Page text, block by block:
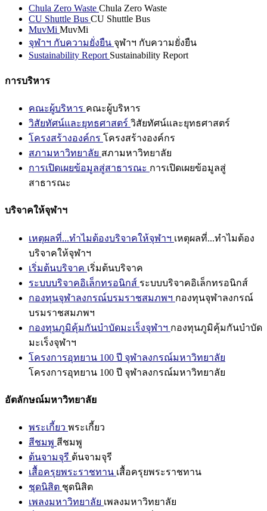
Chula Zero Waste Chula Zero Waste
CU Shuttle Bus CU Shuttle Bus
MuvMi MuvMi
จุฬาฯ กับความยั่งยืน จุฬาฯ กับความยั่งยืน
Sustainability Report Sustainability Report
การบริหาร
คณะผู้บริหาร คณะผู้บริหาร
วิสัยทัศน์และยุทธศาสตร์ วิสัยทัศน์และยุทธศาสตร์
โครงสร้างองค์กร โครงสร้างองค์กร
สภามหาวิทยาลัย สภามหาวิทยาลัย
การเปิดเผยข้อมูลสู่สาธารณะ การเปิดเผยข้อมูลสู่
สาธารณะ
บริจาคให้จุฬาฯ
เหตุผลที่...ทำไมต้องบริจาคให้จุฬาฯ เหตุผลที่...ทำไมต้อง
บริจาคให้จุฬาฯ
เริ่มต้นบริจาค เริ่มต้นบริจาค
ระบบบริจาคอิเล็กทรอนิกส์ ระบบบริจาคอิเล็กทรอนิกส์
กองทุนจุฬาลงกรณ์บรมราชสมภพฯ กองทุนจุฬาลงกรณ์
บรมราชสมภพฯ
กองทุนภูมิคุ้มกันบำบัดมะเร็งจุฬาฯ กองทุนภูมิคุ้มกันบำบัด
มะเร็งจุฬาฯ
โครงการอุทยาน 100 ปี จุฬาลงกรณ์มหาวิทยาลัย
โครงการอุทยาน 100 ปี จุฬาลงกรณ์มหาวิทยาลัย
อัตลักษณ์มหาวิทยาลัย
พระเกี้ยว พระเกี้ยว
สีชมพู สีชมพู
ต้นจามจุรี ต้นจามจุรี
เสื้อครุยพระราชทาน เสื้อครุยพระราชทาน
ชุดนิสิต ชุดนิสิต
เพลงมหาวิทยาลัย เพลงมหาวิทยาลัย